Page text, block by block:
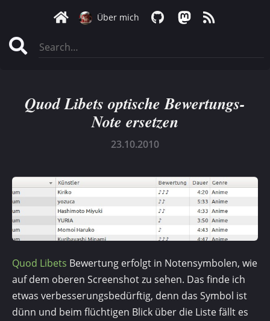
Über mich
Quod Libets optische Bewertungs-
Note ersetzen
23.10.2010
Quod Libets Bewertung erfolgt in Notensymbolen, wie
auf dem oberen Screenshot zu sehen. Das finde ich
etwas verbesserungsbedürftig, denn das Symbol ist
dünn und beim flüchtigen Blick über die Liste fällt es